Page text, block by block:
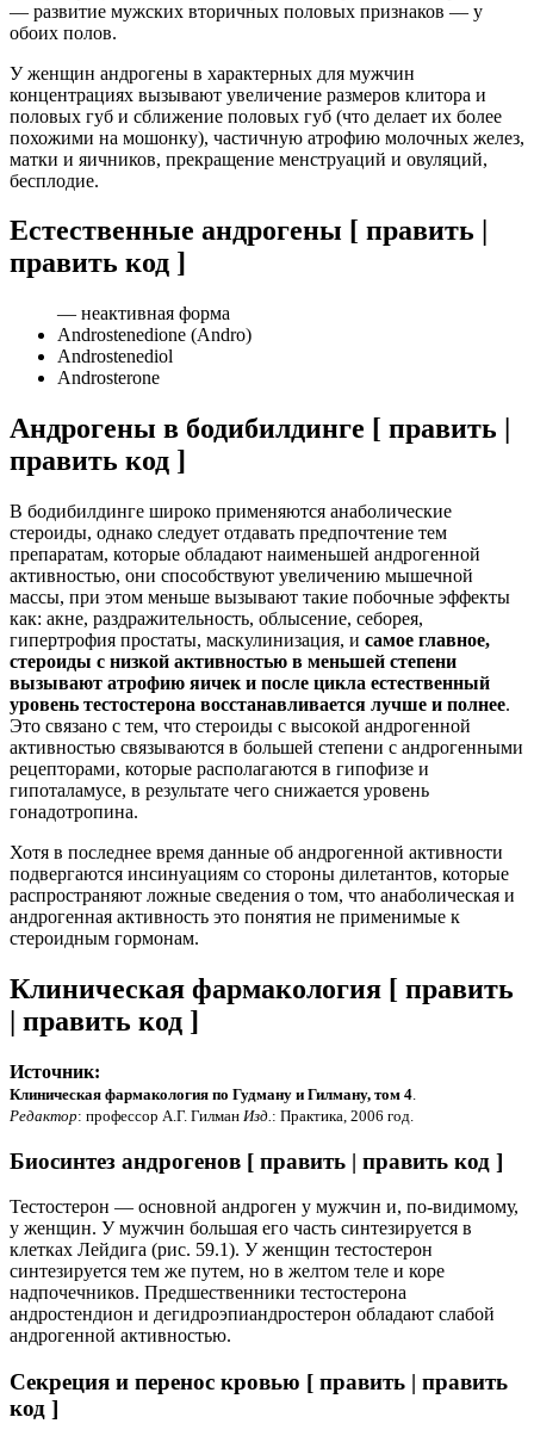
— развитие мужских вторичных половых признаков — у
обоих полов.
У женщин андрогены в характерных для мужчин
концентрациях вызывают увеличение размеров клитора и
половых губ и сближение половых губ (что делает их более
похожими на мошонку), частичную атрофию молочных желез,
матки и яичников, прекращение менструаций и овуляций,
бесплодие.
Естественные андрогены [ править |
править код ]
— неактивная форма
Androstenedione (Andro)
Androstenediol
Androsterone
Андрогены в бодибилдинге [ править |
править код ]
В бодибилдинге широко применяются анаболические
стероиды, однако следует отдавать предпочтение тем
препаратам, которые обладают наименьшей андрогенной
активностью, они способствуют увеличению мышечной
массы, при этом меньше вызывают такие побочные эффекты
как: акне, раздражительность, облысение, себорея,
гипертрофия простаты, маскулинизация, и самое главное,
стероиды с низкой активностью в меньшей степени
вызывают атрофию яичек и после цикла естественный
уровень тестостерона восстанавливается лучше и полнее.
Это связано с тем, что стероиды с высокой андрогенной
активностью связываются в большей степени с андрогенными
рецепторами, которые располагаются в гипофизе и
гипоталамусе, в результате чего снижается уровень
гонадотропина.
Хотя в последнее время данные об андрогенной активности
подвергаются инсинуациям со стороны дилетантов, которые
распространяют ложные сведения о том, что анаболическая и
андрогенная активность это понятия не применимые к
стероидным гормонам.
Клиническая фармакология [ править
| править код ]
Источник:
Клиническая фармакология по Гудману и Гилману, том 4
Редактор: профессор А.Г. Гилман Изд. : Практика, 2006 год.
Биосинтез андрогенов [ править | править код ]
Тестостерон — основной андроген у мужчин и, по-видимому,
у женщин. У мужчин большая его часть синтезируется в
клетках Лейдига (рис. 59.1). У женщин тестостерон
синтезируется тем же путем, но в желтом теле и коре
надпочечников. Предшественники тестостерона
андростендион и дегидроэпиандростерон обладают слабой
андрогенной активностью.
Секреция и перенос кровью [ править | править
код ]